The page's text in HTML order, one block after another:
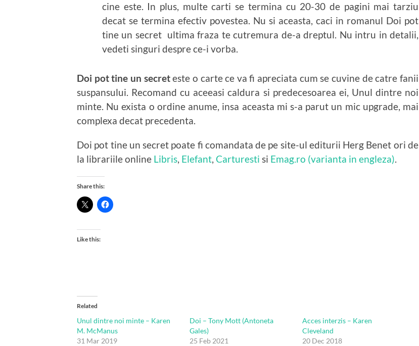
cine este. In plus, multe carti se termina cu 20-30 de pagini mai tarziu
decat se termina efectiv povestea. Nu si aceasta, caci in romanul Doi pot
tine un secret ultima fraza te cutremura de-a dreptul. Nu intru in detalii,
vedeti singuri despre ce-i vorba.
Doi pot tine un secreteste o carte ce va fi apreciata cum se cuvine de catre fanii
suspansului. Recomand cu aceeasi caldura si predecesoarea ei, Unul dintre noi
minte. Nu exista o ordine anume, insa aceasta mi s-a parut un mic upgrade, mai
complexa decat precedenta.
Doi pot tine un secret poate fi comandata de pe site-ul editurii Herg Benet ori de
la librariile online Libris, Elefant, Carturesti si Emag.ro (varianta in engleza).
Share this:
Like this:
Related
Unul dintre noi minte – Karen
M. McManus
31 Mar 2019
Doi – Tony Mott (Antoneta
Gales)
25 Feb 2021
Acces interzis – Karen
Cleveland
20 Dec 2018